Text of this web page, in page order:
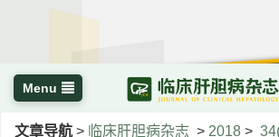
Menu
文章导航 > 临床肝胆病杂志 > 2018 >